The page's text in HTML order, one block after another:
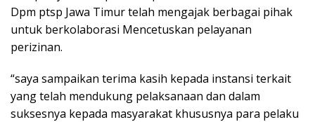
Dpm ptsp Jawa Timur telah mengajak berbagai pihak
untuk berkolaborasi Mencetuskan pelayanan
perizinan.
“saya sampaikan terima kasih kepada instansi terkait
yang telah mendukung pelaksanaan dan dalam
suksesnya kepada masyarakat khususnya para pelaku